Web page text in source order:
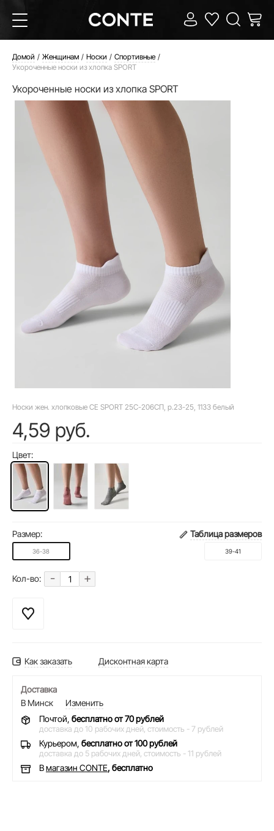
Домой Женщинам Носки
Спортивные
Укороченные носки из хлопка SPORT
Укороченные носки из хлопка SPORT
Носки жен. хлопковые CE SPORT 25С-206СП, р.23-25, 1133 белый
4,59 руб.
Цвет:
Размер: Таблица размеров
36-38 39-41
Кол-во: - +
Как заказать Дисконтная карта
Доставка
В Минск
Изменить
Почтой, бесплатно от 70 рублей
доставка до 10 рабочих дней, стоимость - 7 рублей
Курьером, бесплатно от 100 рублей
доставка до 5 рабочих дней, стоимость - 11 рублей
Вмагазин CONTE, бесплатно